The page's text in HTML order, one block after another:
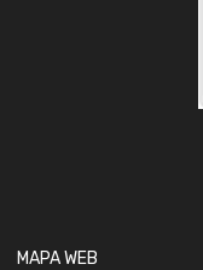
MAPA WEB